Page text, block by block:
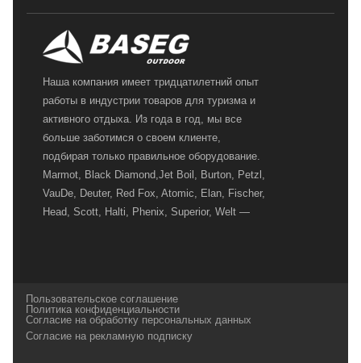
Наша компания имеет тридцатилетний опыт
работы в индустрии товаров для туризма и
активного отдыха. Из года в год, мы все
больше заботимся о своем клиенте,
подбирая только правильное оборудование.
Marmot, Black Diamond,Jet Boil, Burton, Petzl,
VauDe, Deuter, Red Fox, Atomic, Elan, Fischer,
Head, Scott, Halti, Phenix, Superior, Welt —
и взыскательных путешественников,
спортсменов и отдыхающих.
Пользовательское соглашение
Политика конфиденциальности
Согласие на обработку персональных данных
Согласие на рекламную подписку